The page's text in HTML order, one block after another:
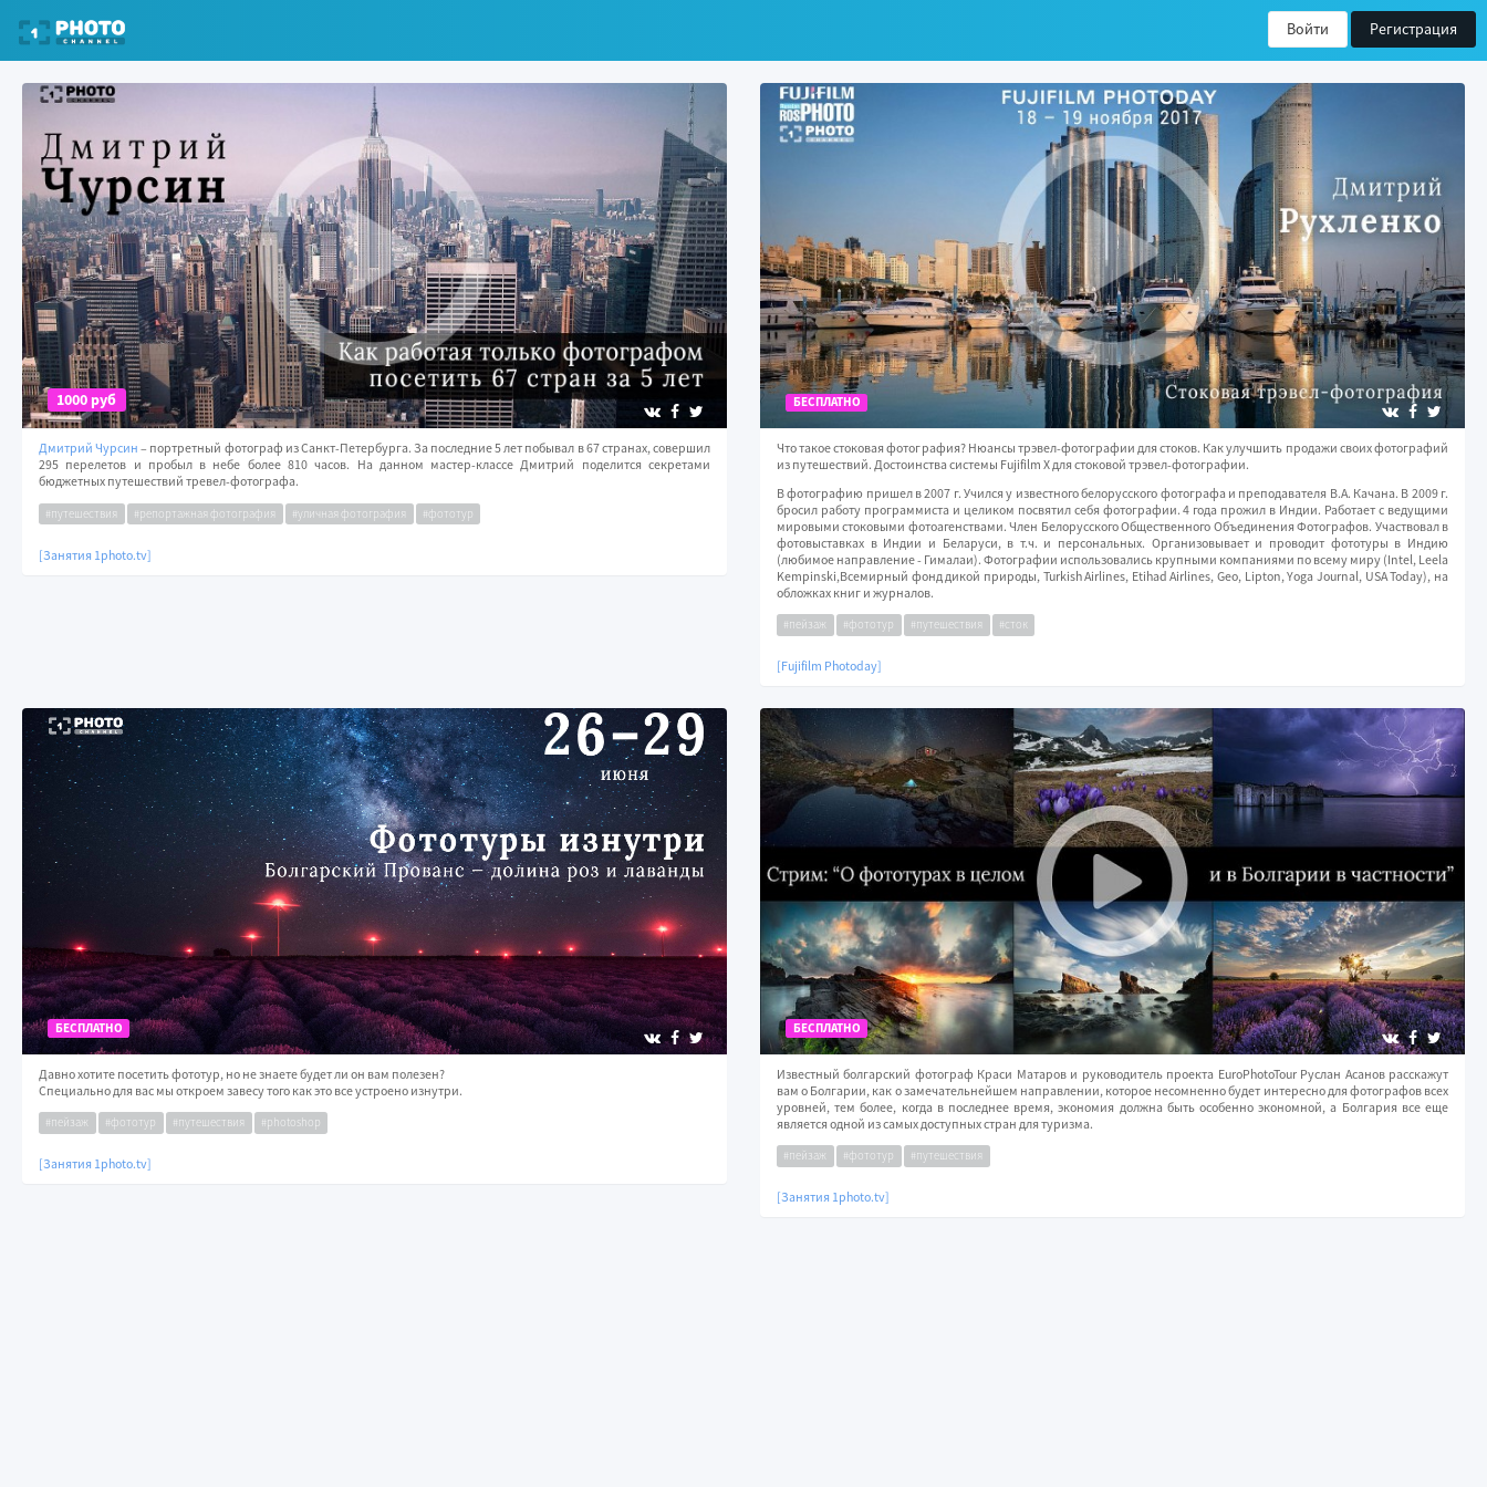
Войти Регистрация
1000 руб
Дмитрий Чурсин – портретный фотограф из Санкт-Петербурга. За последние 5 лет побывал в 67 странах, совершил
295 перелетов и пробыл в небе более 810 часов. На данном мастер-классе Дмитрий поделится секретами
бюджетных путешествий тревел-фотографа.
#путешествия #репортажная фотография #уличная фотография #фототур
[Занятия 1photo.tv]
БЕСПЛАТНО
Что такое стоковая фотография? Нюансы трэвел-фотографии для стоков. Как улучшить продажи своих фотографий
из путешествий. Достоинства системы Fujifilm X для стоковой трэвел-фотографии.
В фотографию пришел в 2007 г. Учился у известного белорусского фотографа и преподавателя В.А. Качана. В 2009 г.
бросил работу программиста и целиком посвятил себя фотографии. 4 года прожил в Индии. Работает с ведущими
мировыми стоковыми фотоагенствами. Член Белорусского Общественного Объединения Фотографов. Участвовал в
фотовыставках в Индии и Беларуси, в т.ч. и персональных. Организовывает и проводит фототуры в Индию
(любимое направление - Гималаи). Фотографии использовались крупными компаниями по всему миру (Intel, Leela
Kempinski,Всемирный фонд дикой природы, Turkish Airlines, Etihad Airlines, Geo, Lipton, Yoga Journal, USA Today), на
обложках книг и журналов.
#пейзаж #фототур #путешествия #сток
[Fujifilm Photoday]
БЕСПЛАТНО
Давно хотите посетить фототур, но не знаете будет ли он вам полезен?
Специально для вас мы откроем завесу того как это все устроено изнутри.
#пейзаж #фототур #путешествия #photoshop
[Занятия 1photo.tv]
БЕСПЛАТНО
Известный болгарский фотограф Краси Матаров и руководитель проекта EuroPhotoTour Руслан Асанов расскажут
вам о Болгарии, как о замечательнейшем направлении, которое несомненно будет интересно для фотографов всех
уровней, тем более, когда в последнее время, экономия должна быть особенно экономной, а Болгария все еще
является одной из самых доступных стран для туризма.
#пейзаж #фототур #путешествия
[Занятия 1photo.tv]